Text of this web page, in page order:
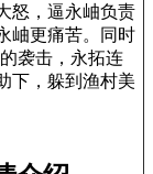
怒，逼永岫负责
岫更痛苦。同时
袭击，永拓连
下，躲到渔村美